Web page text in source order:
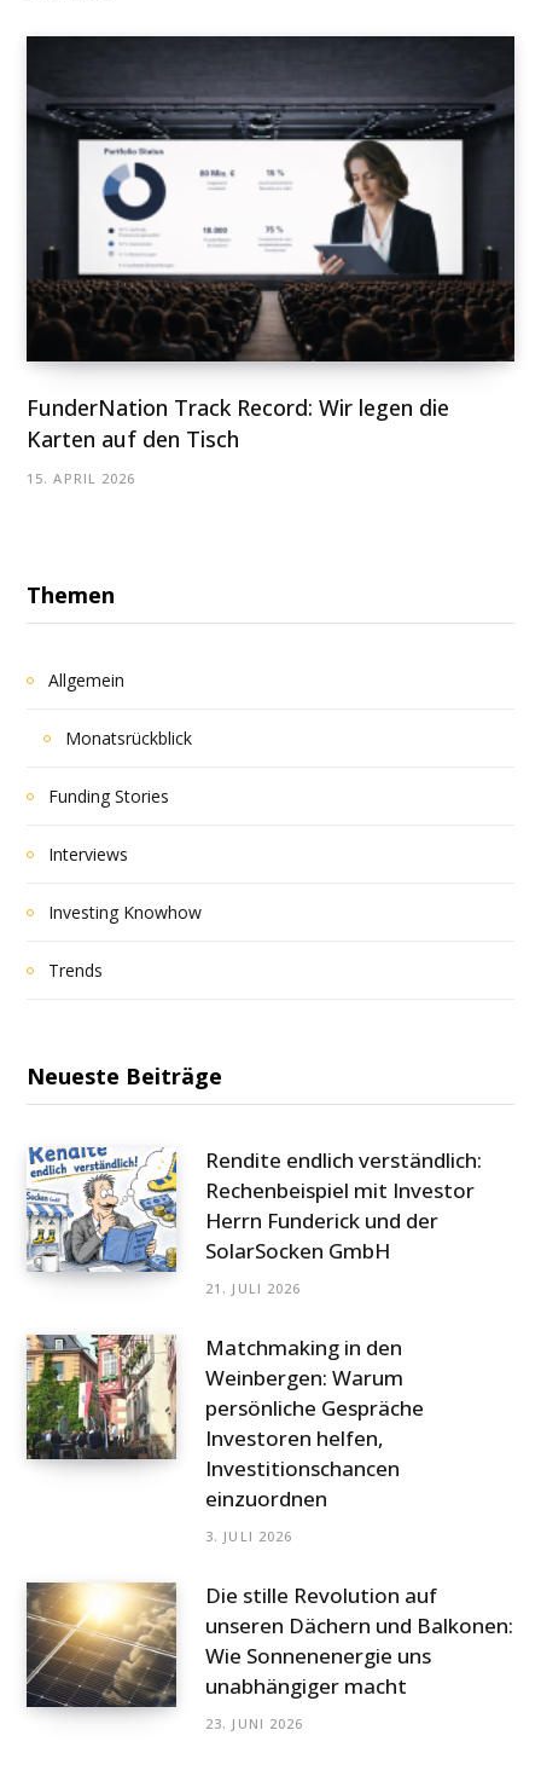
FunderNation Track Record: Wir legen die
Karten auf den Tisch
15. APRIL 2026
Themen
Allgemein
Monatsrückblick
Funding Stories
Interviews
Investing Knowhow
Trends
Neueste Beiträge
Rendite endlich verständlich:
Rechenbeispiel mit Investor
Herrn Funderick und der
SolarSocken GmbH
21. JULI 2026
Matchmaking in den
Weinbergen: Warum
persönliche Gespräche
Investoren helfen,
Investitionschancen
einzuordnen
3. JULI 2026
Die stille Revolution auf
unseren Dächern und Balkonen:
Wie Sonnenenergie uns
unabhängiger macht
23. JUNI 2026